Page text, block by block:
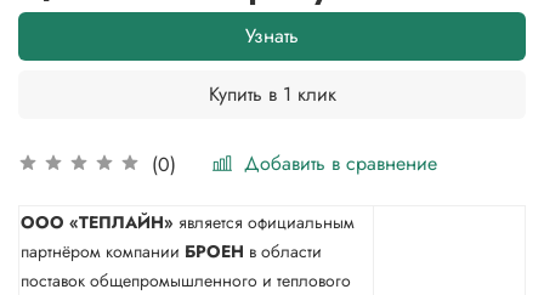
(0) Добавить в сравнение
Узнать
Купить в 1 клик
ООО «ТЕПЛАЙН» является официальным
партнёром компании БРОЕН в области
поставок общепромышленного и теплового